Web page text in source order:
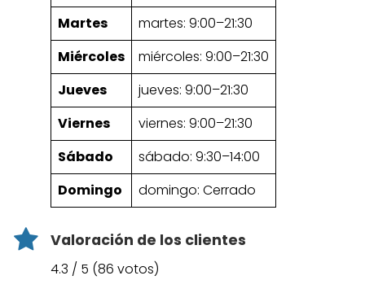
Martes
martes: 9:00–21:30
Miércoles
miércoles: 9:00–21:30
Jueves
jueves: 9:00–21:30
Viernes
viernes: 9:00–21:30
Sábado
sábado: 9:30–14:00
Domingo
domingo: Cerrado
Valoración de los clientes
4.3 / 5 (86 votos)